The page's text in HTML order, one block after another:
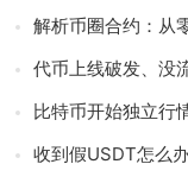
解析币圈合约：从零
代币上线破发、没流动性
比特币开始独立行
收到假USDT怎么办？银行卡